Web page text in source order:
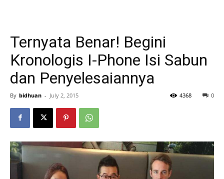
Ternyata Benar! Begini
Kronologis I-Phone Isi Sabun
dan Penyelesaiannya
By bidhuan - July 2, 2015 0
4368